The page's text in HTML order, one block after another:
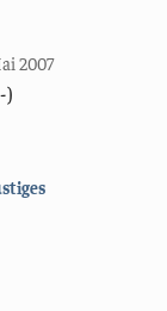
2007